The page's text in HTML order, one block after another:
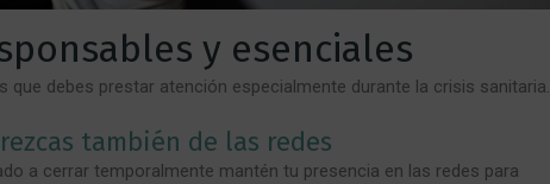
y esenciales
que debes prestar atención especialmente durante la crisis sanitaria.
también de las redes
a cerrar temporalmente mantén tu presencia en las redes para